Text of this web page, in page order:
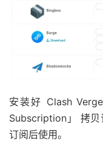
安装好 Clash
Subscription」 拷贝
订阅后使用。